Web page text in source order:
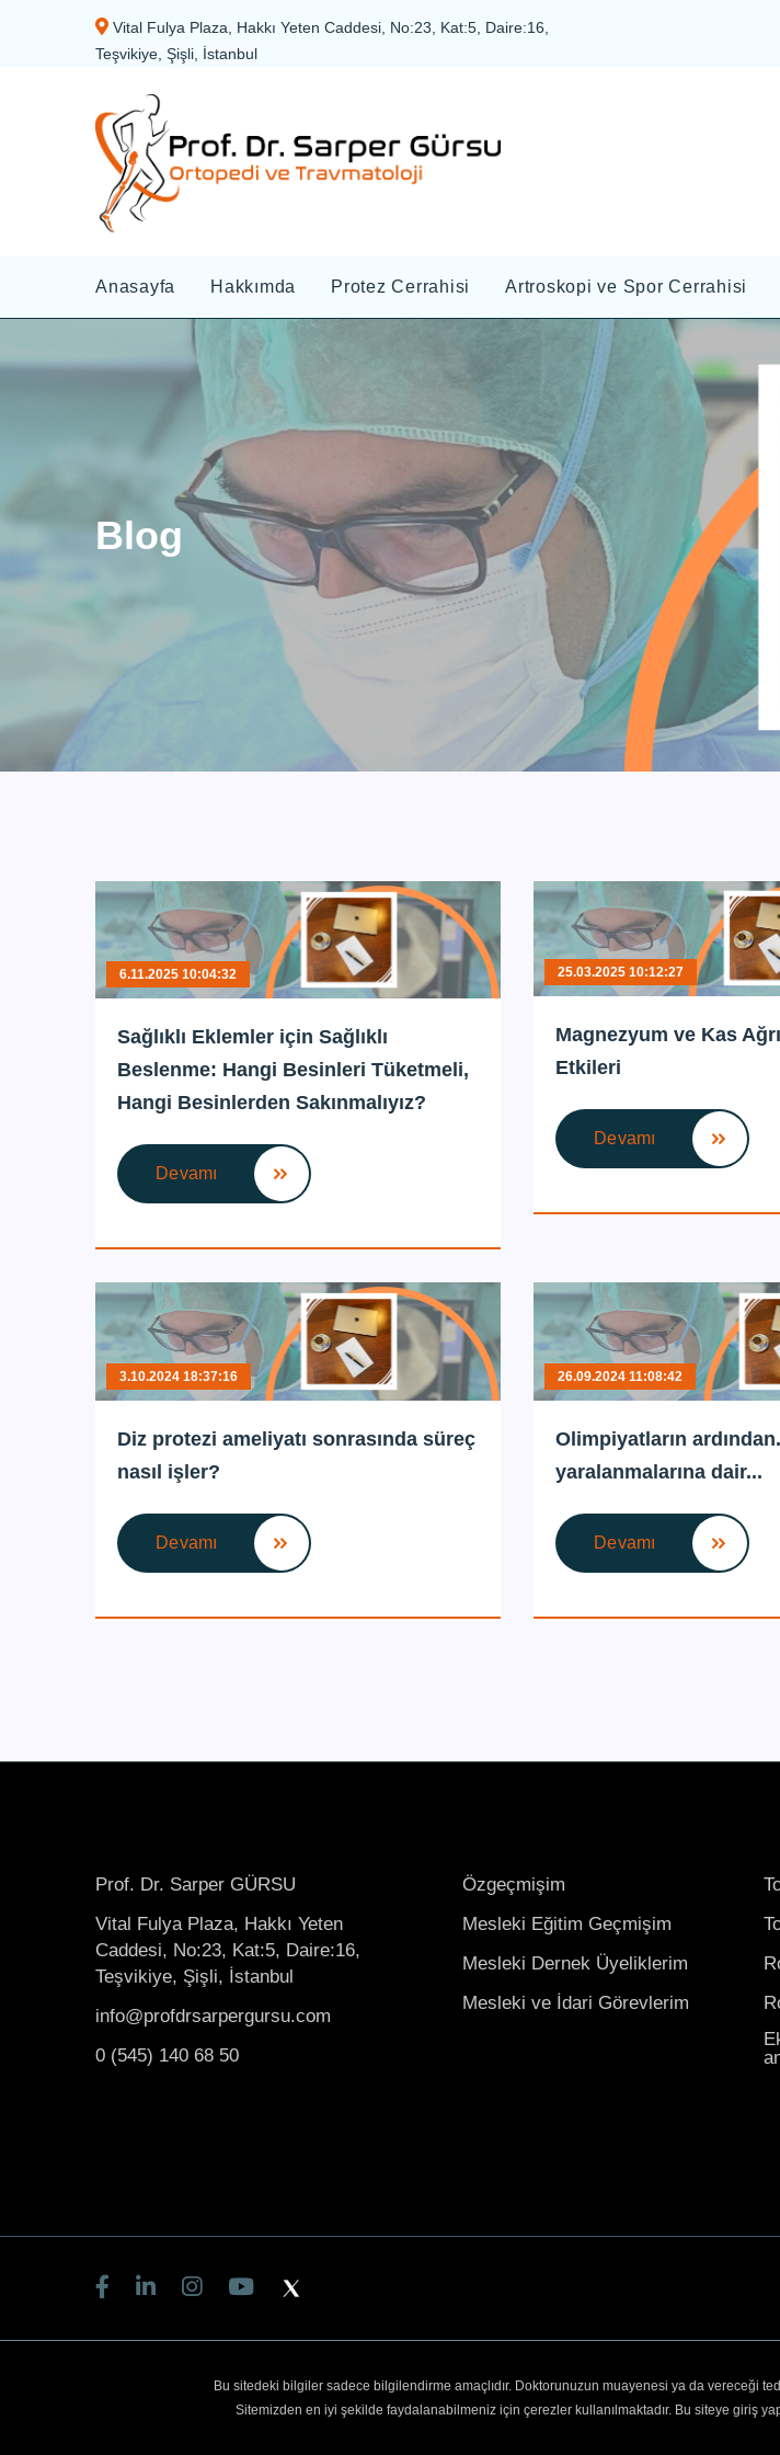
Vital Fulya Plaza, Hakkı Yeten Caddesi, No:23, Kat:5, Daire:16,
Teşvikiye, Şişli, İstanbul
Anasayfa Hakkımda Protez Cerrahisi Artroskopi ve Spor Cerrahisi
Blog
6.11.2025 10:04:32
Sağlıklı Eklemler için Sağlıklı
Beslenme: Hangi Besinleri Tüketmeli,
Hangi Besinlerden Sakınmalıyız?
Devamı
25.03.2025 10:12:27
Magnezyum ve Kas
Etkileri
Devamı
3.10.2024 18:37:16
Diz protezi ameliyatı sonrasında süreç
nasıl işler?
Devamı
26.09.2024 11:08:42
Olimpiyatların
yaralanmalarına dair...
Devamı
Prof. Dr. Sarper GÜRSU
Vital Fulya Plaza, Hakkı Yeten
Caddesi, No:23, Kat:5, Daire:16,
Teşvikiye, Şişli, İstanbul
info@profdrsarpergursu.com
0 (545) 140 68 50
Özgeçmişim
Mesleki Eğitim Geçmişim
Mesleki Dernek Üyeliklerim
Mesleki ve İdari Görevlerim
Bu sitedeki bilgiler sadece bilgilendirme amaçlıdır. Doktorunuzun muayenesi ya da vereceği
Sitemizden en iyi şekilde faydalanabilmeniz için çerezler kullanılmaktadır. Bu siteye giriş